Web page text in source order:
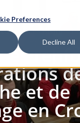
Preferences
Decline All
et de
en